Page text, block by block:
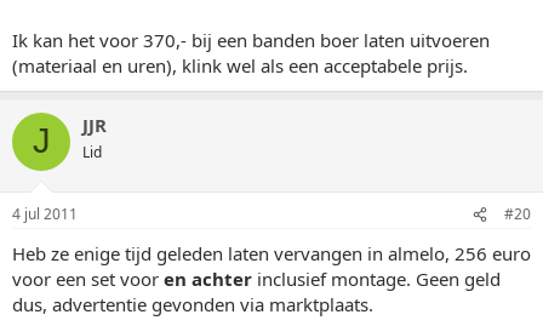
Ik kan het voor 370,- bij een banden boer laten uitvoeren
(materiaal en uren), klink wel als een acceptabele prijs.
J JJR
Lid
4 jul 2011 #20
Heb ze enige tijd geleden laten vervangen in almelo, 256 euro
voor een set voor en achter inclusief montage. Geen geld
dus, advertentie gevonden via marktplaats.